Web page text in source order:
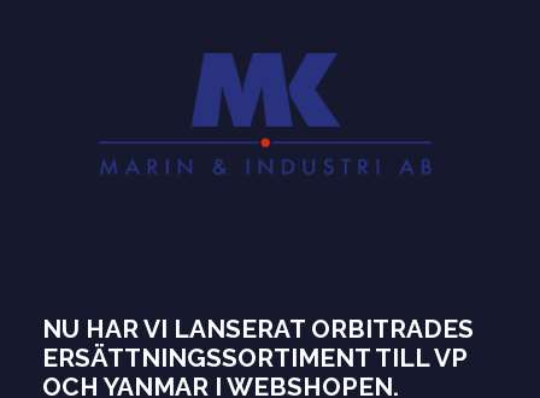
NU HAR VI LANSERAT ORBITRADES
ERSÄTTNINGSSORTIMENT TILL VP
OCH YANMAR I WEBSHOPEN.